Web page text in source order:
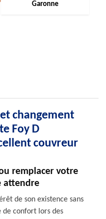
Garonne
changement
Foy D
couvreur
remplacer votre
attendre
de son existence sans
de confort lors des